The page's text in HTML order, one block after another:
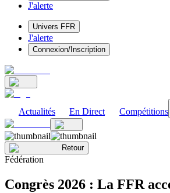
J'alerte
Univers FFR
J'alerte
Connexion/Inscription
Actualités En Direct Compétitions
Retour
Fédération
Congrès 2026 : La FFR